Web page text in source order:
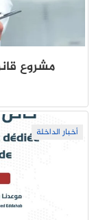
مشروع
أخبار الداخلة